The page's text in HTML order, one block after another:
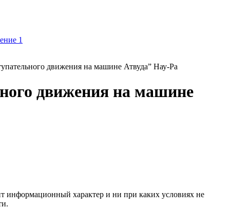
движения на машине Атвуда” Нау-Ра
движения на машине
информационный характер и ни при каких условиях не